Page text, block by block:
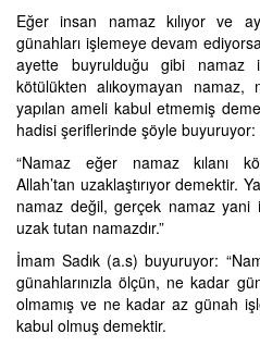
Eğer insan namaz kılıyor ve
günahları işlemeye devam
ayette buyrulduğu gibi namaz
kötülükten alıkoymayan
yapılan ameli kabul etmemiş
hadisi şeriflerinde şöyle buyuruyor:
“Namaz eğer namaz kılanı
Allah’tan uzaklaştırıyor demektir.
namaz değil, gerçek namaz yani
uzak tutan namazdır.”
İmam Sadık (a.s) buyuruyor:
günahlarınızla ölçün, ne kadar
olmamış ve ne kadar az günah
kabul olmuş demektir.